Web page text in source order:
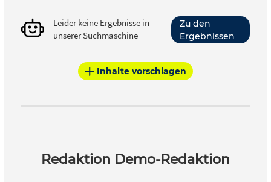
Leider keine Ergebnisse in
unserer Suchmaschine
Zu den
Ergebnissen
Inhalte vorschlagen
Redaktion Demo-Redaktion